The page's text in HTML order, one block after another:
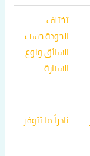
تختلف
الجودة حسب
السائق ونوع
السيارة
نادراً ما تتوفر